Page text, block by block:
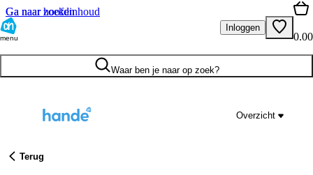
Ga naar hoofdinhoud
Ga naar zoeken
menu
Inloggen
0.00
Waar ben je naar op zoek?
Overzicht
Terug